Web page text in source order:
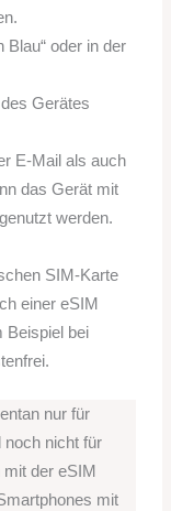
Blau“ oder in der
Gerätes
E-Mail als auch
das Gerät mit
werden.
SIM-Karte
einer eSIM
Beispiel bei
nur für
noch nicht für
der eSIM
mit